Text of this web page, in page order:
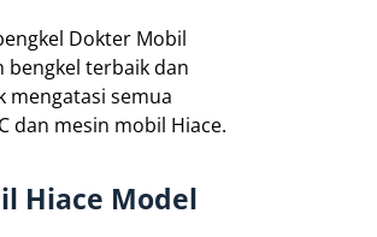
Dokter Mobil
bengkel terbaik dan
mengatasi semua
dan mesin mobil Hiace.
Hiace Model